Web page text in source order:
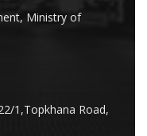
Ministry of
1,Topkhana Road,